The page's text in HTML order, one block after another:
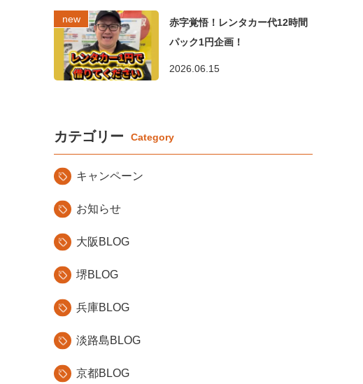
赤字覚悟！レンタカー代12時間
パック1円企画！
2026.06.15
カテゴリー
キャンペーン
お知らせ
大阪BLOG
堺BLOG
兵庫BLOG
淡路島BLOG
京都BLOG